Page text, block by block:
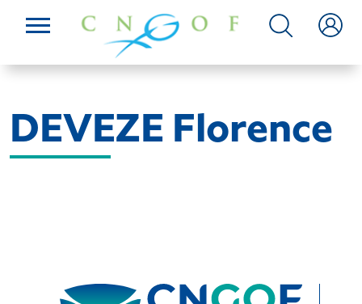
DEVEZE Florence